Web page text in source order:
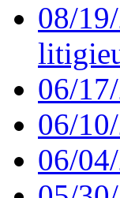
08/
06/
06/
06/